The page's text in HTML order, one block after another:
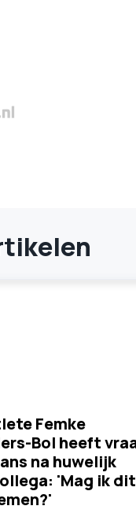
Femke
Bol heeft
na huwelijk
'Mag ik dit